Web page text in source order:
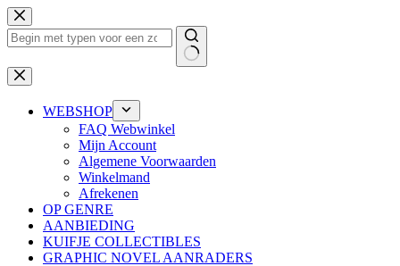
Ga
naar
de
Geen
resultaten
WEBSHOP
FAQ Webwinkel
Mijn Account
Algemene Voorwaarden
Winkelmand
Afrekenen
OP GENRE
AANBIEDING
KUIFJE COLLECTIBLES
GRAPHIC NOVEL AANRADERS